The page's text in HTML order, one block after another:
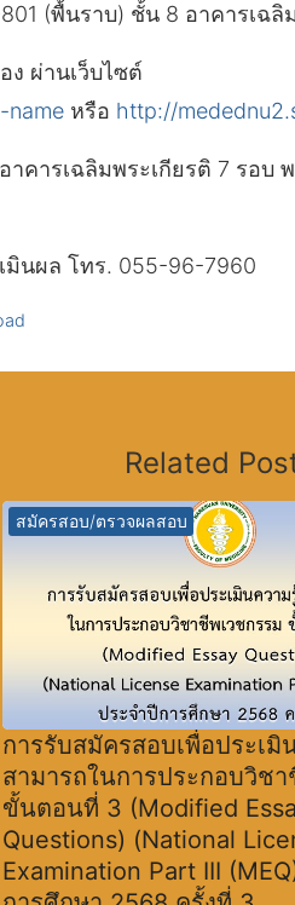
(พื้นราบ) ชั้น 8 อาคารเฉ
ผ่านเว็บไซต์
name หรือ http://
คารเฉลิมพระเกียรติ 7 รอบ
มินผล โทร. 055-96-7960
Related
สมัครสอบ/ตรวจผลสอบ
การรับสมัครสอบเพื่อประเมิ
สามารถในการประกอบวิชา
ขั้นตอนที่ 3 (Modified
Questions) (National
Examination Part III